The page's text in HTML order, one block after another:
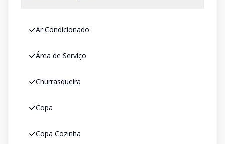
Ar Condicionado
Área de Serviço
Churrasqueira
Copa
Copa Cozinha